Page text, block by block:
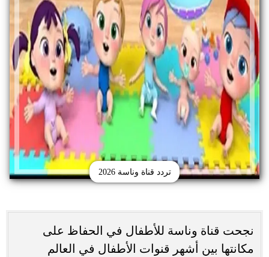
تردد قناة وناسة 2026
نجحت قناة وناسة للأطفال في الحفاظ على
مكانتها بين أشهر قنوات الأطفال في العالم